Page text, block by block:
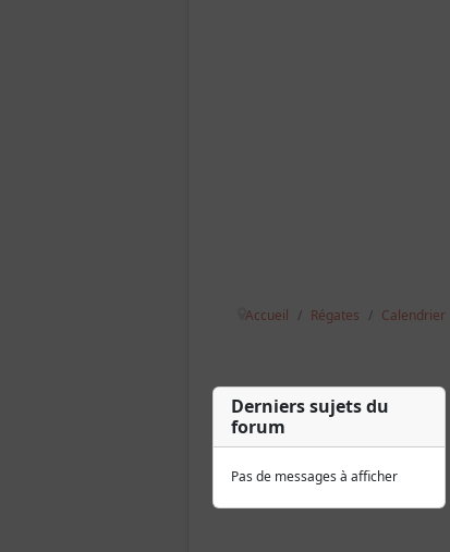
Accueil Régates Calendrier
Derniers sujets du
forum
Pas de messages à afficher